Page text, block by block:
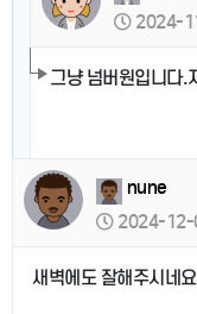
2024-
그냥 넘버원입니다.
nune
2024-12-
새벽에도 잘해주시네요